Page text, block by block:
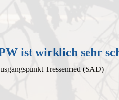
ist wirklich sehr
Tressenried (SAD)